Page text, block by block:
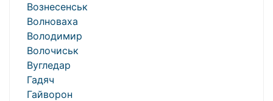
Вознесенськ
Волноваха
Володимир
Волочиськ
Вугледар
Гадяч
Гайворон